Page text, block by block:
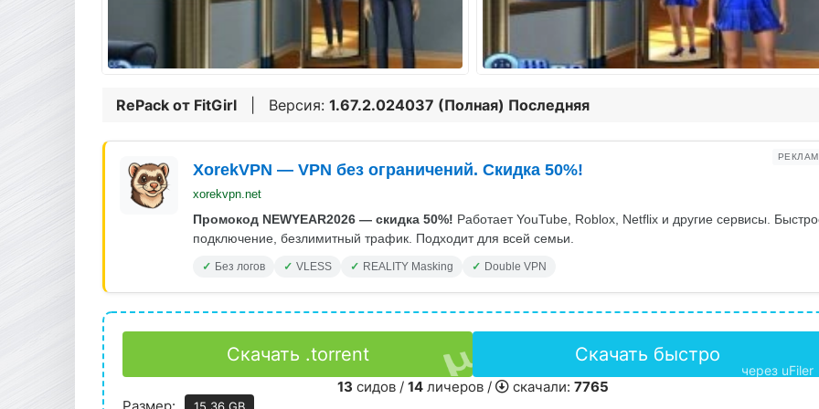
RePack от FitGirl | Версия: 1.67.2.024037 (Полная) Последняя
XorekVPN — VPN без ограничений. Скидка 50%!
xorekvpn.net
Промокод NEWYEAR2026 — скидка 50%! Работает YouTube, Roblox, Netflix и другие сервисы.
подключение, безлимитный трафик. Подходит для всей семьи.
Без логов VLESS REALITY Masking Double VPN
Скачать .torrent Скачать быстро
через uFiler
13 сидов / 14личеров / скачали: 7765